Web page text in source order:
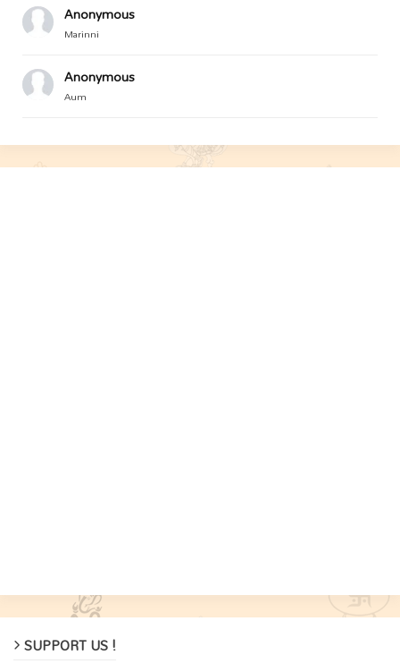
Anonymous
Marinni
Anonymous
Aum
SUPPORT US !